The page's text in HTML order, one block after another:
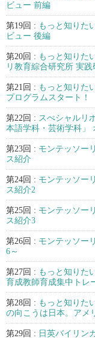
ビュー 前編
第19回 : もっと知りた
ビュー 後編
第20回 : もっと知りた
リ教育綜合研究所 実践
第21回 : もっと知りた
プログラムスタート！
第22回 : スぺシャルリ
本語学科・芸術学科」
第23回 : モンテッソー
ス紹介
第24回 : モンテッソー
ス紹介2
第25回 : モンテッソー
ス紹介3
第26回 : モンテッソー
6～
第27回 : もっと知りた
育成教師育成集中トレ
第28回 : もっと知りた
の向こうは日本。アメ
第29回 : 日英バイリン